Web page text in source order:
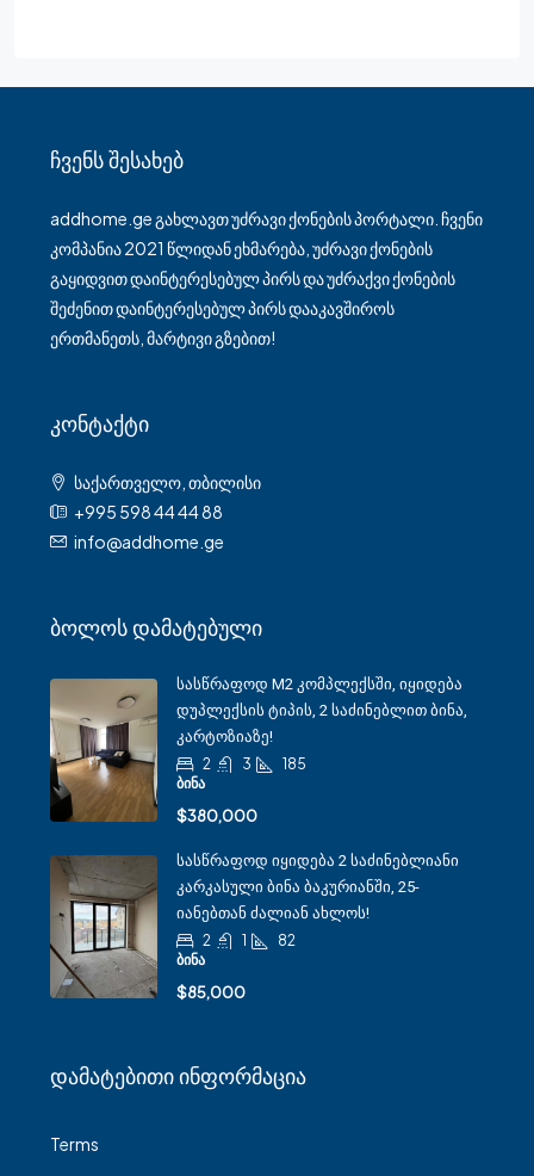
Ჩვენს Შესახებ
addhome.ge გახლავთ უძრავი ქონების პორტალი. ჩვენი
კომპანია 2021 წლიდან ეხმარება, უძრავი ქონების
გაყიდვით დაინტერესებულ პირს და უძრაქვი ქონების
შეძენით დაინტერესებულ პირს დააკავშიროს
ერთმანეთს, მარტივი გზებით!
Კონტაქტი
საქართველო, თბილისი
+995 598 44 44 88
info@addhome.ge
Ბოლოს Დამატებული
Სასწრაფოდ M2 Კომპლექსში, Იყიდება
Დუპლექსის Ტიპის, 2 Საძინებლით Ბინა,
Კარტოზიაზე!
2
3
185
ᲑᲘᲜᲐ
$380,000
Სასწრაფოდ Იყიდება 2 Საძინებლიანი
Კარკასული Ბინა Ბაკურიანში, 25-
Იანებთან Ძალიან Ახლოს!
2
1
82
ᲑᲘᲜᲐ
$85,000
Დამატებითი Ინფორმაცია
Terms